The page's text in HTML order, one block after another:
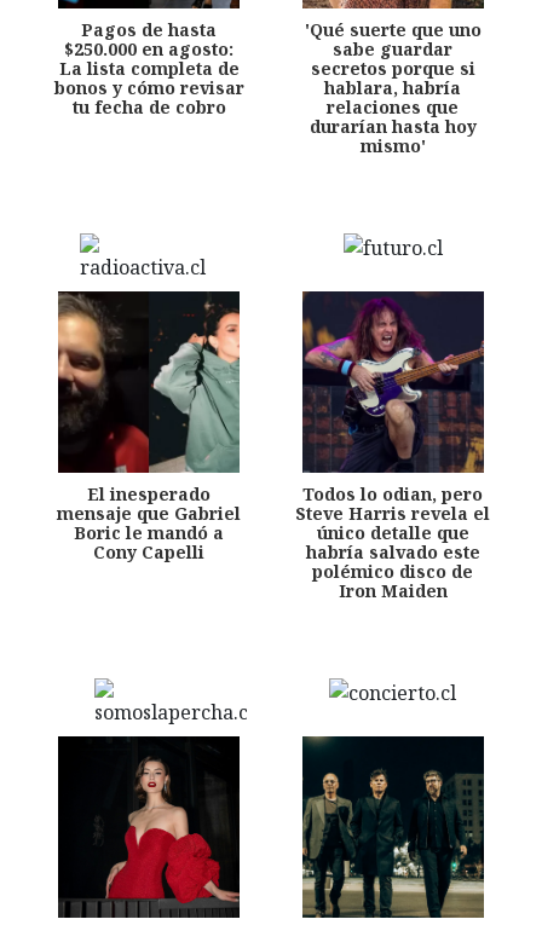
Pagos de hasta
$250.000 en agosto:
La lista completa de
bonos y cómo revisar
tu fecha de cobro
'Qué suerte que uno
sabe guardar
secretos porque si
hablara, habría
relaciones que
durarían hasta hoy
mismo'
El inesperado
mensaje que Gabriel
Boric le mandó a
Cony Capelli
Todos lo odian, pero
Steve Harris revela el
único detalle que
habría salvado este
polémico disco de
Iron Maiden